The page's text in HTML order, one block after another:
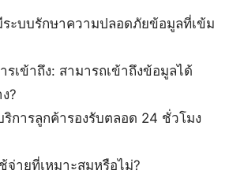
ะบบรักษาความปลอดภัยข้อมูลที่เข้ม
รเข้าถึง: สามารถเข้าถึงข้อมูลได้
?
การลูกค้ารองรับตลอด 24 ชั่วโมง
จ่ายที่เหมาะสมหรือไม่?